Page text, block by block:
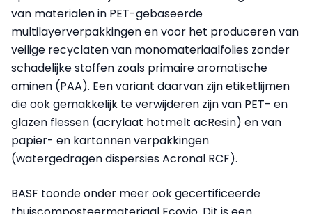
van materialen in PET-gebaseerde
multilayerverpakkingen en voor het produceren van
veilige recyclaten van monomateriaalfolies zonder
schadelijke stoffen zoals primaire aromatische
aminen (PAA). Een variant daarvan zijn etiketlijmen
die ook gemakkelijk te verwijderen zijn van PET- en
glazen flessen (acrylaat hotmelt acResin) en van
papier- en kartonnen verpakkingen
(watergedragen dispersies Acronal RCF).
BASF toonde onder meer ook gecertificeerde